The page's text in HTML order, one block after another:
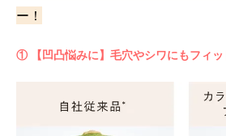
ー！
① 【凹凸悩みに】毛穴やシワにもフィ